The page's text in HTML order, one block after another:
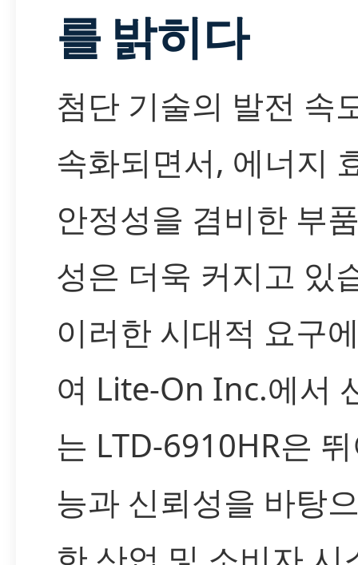
를 밝히다
첨단 기술의 발전 속
속화되면서, 에너지
안정성을 겸비한 부
성은 더욱 커지고 있
이러한 시대적 요구
여 Lite-On Inc.에서
는 LTD-6910HR은
능과 신뢰성을 바탕